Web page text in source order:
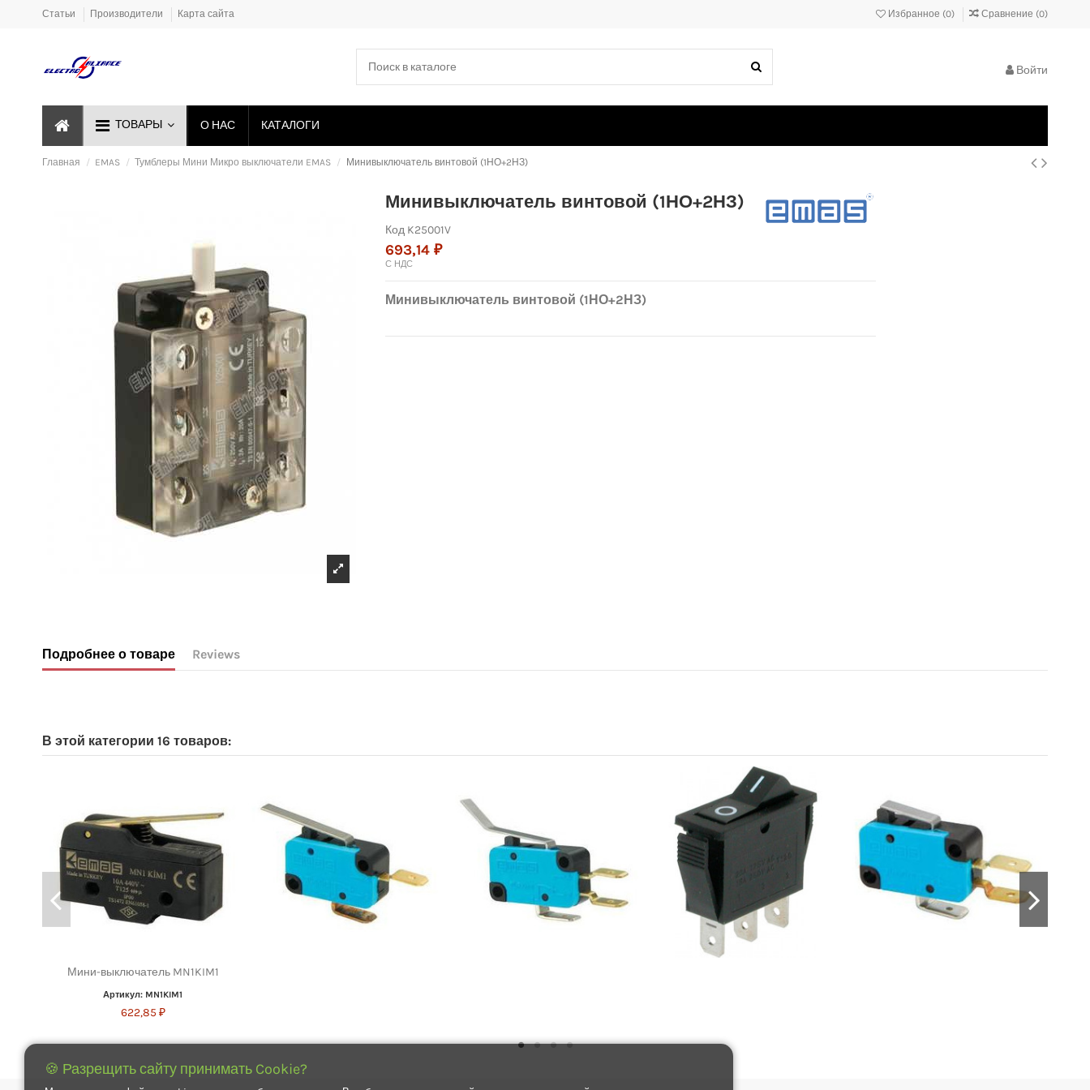
Статьи Производители Карта сайта Избранное (0) Сравнение (0)
Войти
ТОВАРЫ О НАС КАТАЛОГИ
Главная EMAS Тумблеры Мини Микро выключатели EMAS Минивыключатель винтовой (1НО+2НЗ)
Минивыключатель винтовой (1НО+2НЗ)
Код K25001V
693,14 ₽
С НДС
Минивыключатель винтовой (1НО+2НЗ)
Подробнее о товаре Reviews
В этой категории 16 товаров:
Мини-выключатель MN1KIM1
Артикул: MN1KIM1
622,85 ₽
🍪 Разрещить сайту принимать Cookie?